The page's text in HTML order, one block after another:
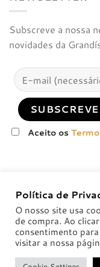
Subscreve a nossa
novidades da
Aceito os
Política de
O nosso site usa
de compra. Ao
consentimento
visitar a nossa